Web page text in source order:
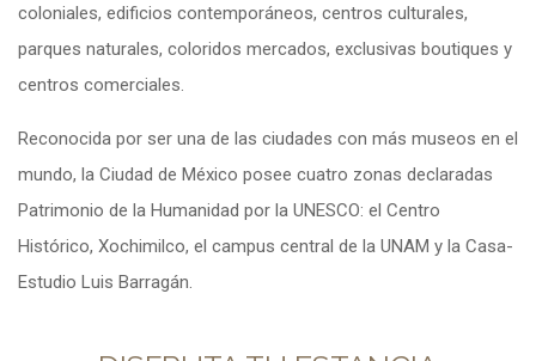
coloniales, edificios contemporáneos, centros culturales,
parques naturales, coloridos mercados, exclusivas boutiques y
centros comerciales.
Reconocida por ser una de las ciudades con más museos en el
mundo, la Ciudad de México posee cuatro zonas declaradas
Patrimonio de la Humanidad por la UNESCO: el Centro
Histórico, Xochimilco, el campus central de la UNAM y la Casa-
Estudio Luis Barragán.